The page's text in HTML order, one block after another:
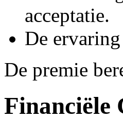
acceptatie.
De
De premie
Financiële